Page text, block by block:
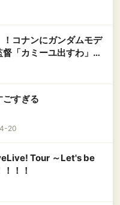
コナンにガンダムモデ
「カミーユ出すわ」青
ごすぎる
20
Tour ～Let's be
！！